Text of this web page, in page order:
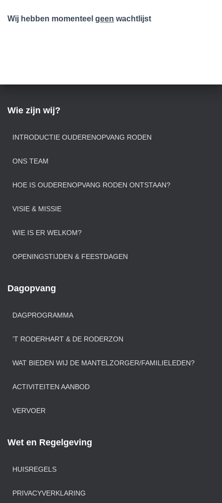
Wij hebben momenteel geen wachtlijst
Wie zijn wij?
INTRODUCTIE OUDERENOPVANG RODEN
ONS TEAM
HOE IS OUDERENOPVANG RODEN ONTSTAAN?
VISIE & MISSIE
WIE IS ER WELKOM?
OPENINGSTIJDEN & FEESTDAGEN
Dagopvang
DAGPROGRAMMA
’T RODERHART & DE RODERZON
WAT BIEDEN WIJ DE MANTELZORGER/FAMILIELEDEN?
ACTIVITEITEN AANBOD
VERVOER
Wet en Regelgeving
HUISREGELS
PRIVACYVERKLARING